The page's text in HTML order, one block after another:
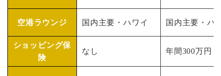
空港ラウンジ 国内主要・ハワイ 国内主要・ハ
ショッピング保
険
なし 年間300万円